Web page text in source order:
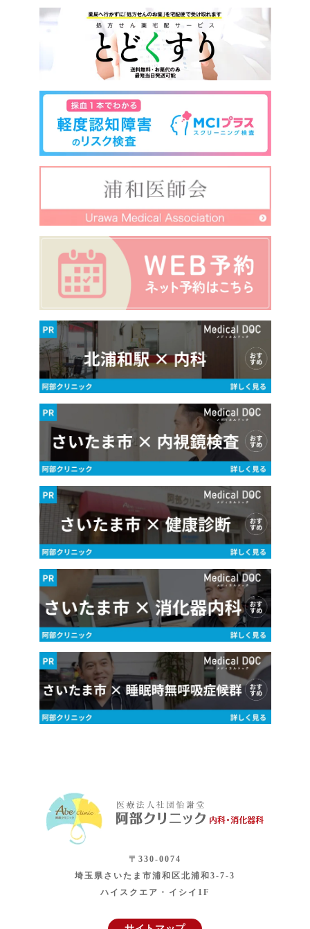
〒330-0074
埼玉県さいたま市浦和区北浦和3-7-3
ハイスクエア・イシイ1F